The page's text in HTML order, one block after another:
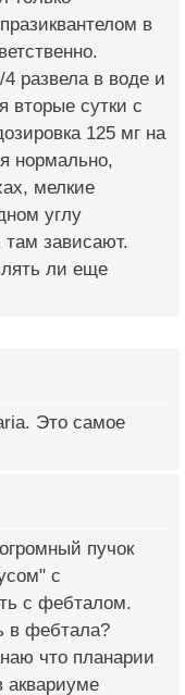
в
развела в воде и
вторые сутки с
125 мг на
нормально,
мелкие
углу
зависают.
ли еще
Это самое
пучок
с
с фебталом.
в фебтала?
что планарии
аквариуме